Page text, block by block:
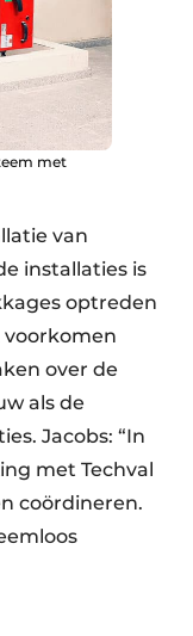
met
van
installaties is
optreden
over de
als de
Jacobs: “In
met Techval
coördineren.